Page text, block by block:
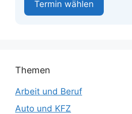
Termin wählen
Themen
Arbeit und Beruf
Auto und KFZ